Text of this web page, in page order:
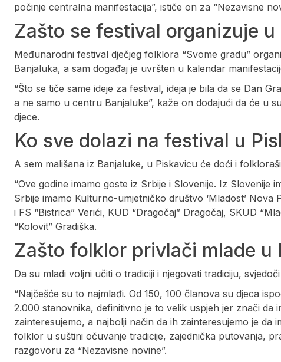
počinje centralna manifestacija”, ističe on za “Nezavisne
Zašto se festival organizuje u
Međunarodni festival dječjeg folklora “Svome gradu”
Banjaluka, a sam događaj je uvršten u kalendar
“Što se tiče same ideje za festival, ideja je bila da se Dan
a ne samo u centru Banjaluke”, kaže on dodajući da će u
djece.
Ko sve dolazi na festival u
A sem mališana iz Banjaluke, u Piskavicu će doći i
“Ove godine imamo goste iz Srbije i Slovenije. Iz Slovenije
Srbije imamo Kulturno-umjetničko društvo ‘Mladost’ Nova
i FS “Bistrica” Verići, KUD “Dragočaj” Dragočaj, SKUD
“Kolovit” Gradiška.
Zašto folklor privlači mlade u
Da su mladi voljni učiti o tradiciji i njegovati tradiciju,
“Najčešće su to najmlađi. Od 150, 100 članova su djeca
2.000 stanovnika, definitivno je to velik uspjeh jer znači da
zainteresujemo, a najbolji način da ih zainteresujemo je
folklor u suštini očuvanje tradicije, zajednička putovanja,
razgovoru za “Nezavisne novine”.